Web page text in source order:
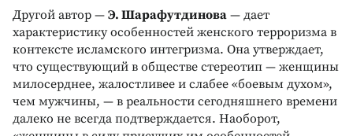
Другой автор — Э. Шарафутдинова — дает
характеристику особенностей женского терроризма в
контексте исламского интегризма. Она утверждает,
что существующий в обществе стереотип — женщины
милосерднее, жалостливее и слабее «боевым духом»,
чем мужчины, — в реальности сегодняшнего времени
далеко не всегда подтверждается. Наоборот,